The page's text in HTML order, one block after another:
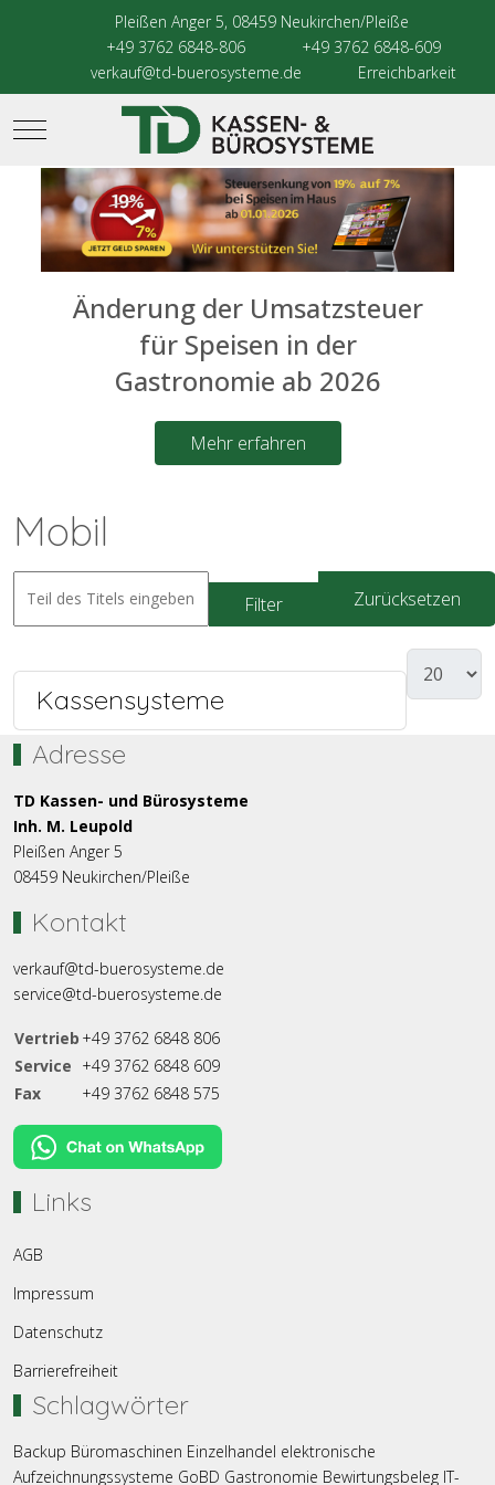
Pleißen Anger 5, 08459 Neukirchen/Pleiße
+49 3762 6848-806
+49 3762 6848-609
verkauf@td-buerosysteme.de
Erreichbarkeit
Mobile Menu Toggle
Änderung der Umsatzsteuer
für Speisen in der
Gastronomie ab 2026
Mehr erfahren
Mobil
Filter Zurücksetzen
Kassensysteme
Adresse
TD Kassen- und Bürosysteme
Inh. M. Leupold
Pleißen Anger 5
08459 Neukirchen/Pleiße
Kontakt
verkauf@td-buerosysteme.de
service@td-buerosysteme.de
Vertrieb +49 3762 6848 806
Service +49 3762 6848 609
Fax
+49 3762 6848 575
Links
AGB
Impressum
Datenschutz
Barrierefreiheit
Schlagwörter
Backup Büromaschinen Einzelhandel elektronische
Aufzeichnungssysteme GoBD Gastronomie Bewirtungsbeleg IT-